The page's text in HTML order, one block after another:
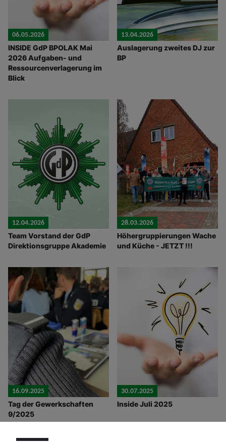
06.05.2026
INSIDE GdP BPOLAK Mai
2026 Aufgaben- und
Ressourcenverlagerung im
Blick
13.04.2026
Auslagerung zweites DJ zur
BP
12.04.2026
Team Vorstand der GdP
Direktionsgruppe Akademie
28.03.2026
Höhergruppierungen Wache
und Küche - JETZT !!!
16.09.2025
Tag der Gewerkschaften
9/2025
30.07.2025
Inside Juli 2025